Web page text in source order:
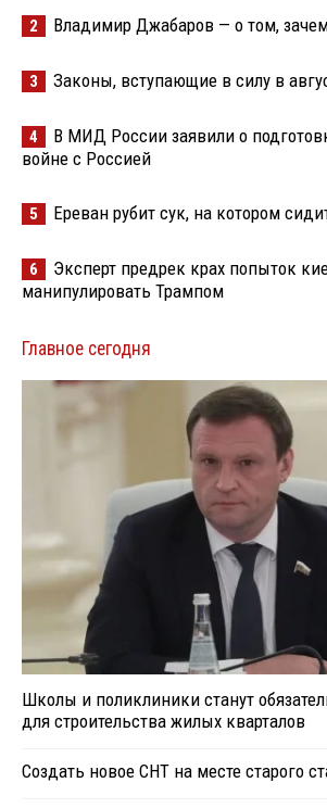
2 Владимир Джабаров — о том,
3 Законы, вступающие в силу в
4
В МИД России заявили о
войне с Россией
5 Ереван рубит сук, на котором
6
Эксперт предрек крах попыток
манипулировать Трампом
Главное сегодня
Школы и поликлиники станут
для строительства жилых кварталов
Создать новое СНТ на месте старого